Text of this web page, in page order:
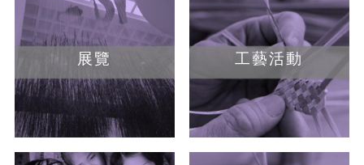
題
展覽 工藝活動